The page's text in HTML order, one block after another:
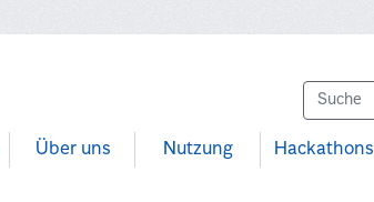
Über uns Nutzung Hackathons